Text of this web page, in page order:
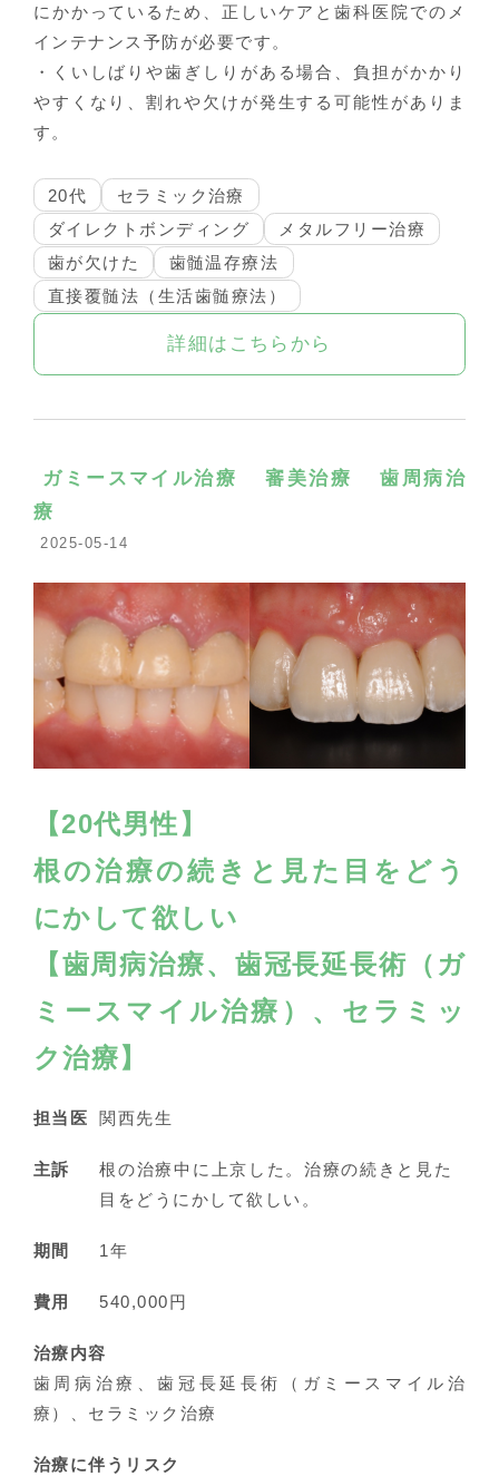
にかかっているため、正しいケアと歯科医院でのメ
インテナンス予防が必要です。
・くいしばりや歯ぎしりがある場合、負担がかかり
やすくなり、割れや欠けが発生する可能性がありま
す。
20代
セラミック治療
ダイレクトボンディング
メタルフリー治療
歯が欠けた
歯髄温存療法
直接覆髄法（生活歯髄療法）
詳細はこちらから
ガミースマイル治療 審美治療
歯周病治
療
2025-05-14
【20代男性】
根の治療の続きと見た目をどう
にかして欲しい
【歯周病治療、歯冠長延長術（ガ
ミースマイル治療）、セラミッ
ク治療】
担当医 関西先生
主訴
根の治療中に上京した。治療の続きと見た
目をどうにかして欲しい。
期間 1年
費用 540,000円
治療内容
歯周病治療、歯冠長延長術（ガミースマイル治
療）、セラミック治療
治療に伴うリスク